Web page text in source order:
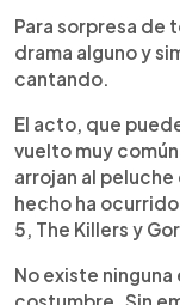
Para sorpresa de
drama alguno y
cantando.
El acto, que
vuelto muy
arrojan al
hecho ha
5, The Killers y
No existe